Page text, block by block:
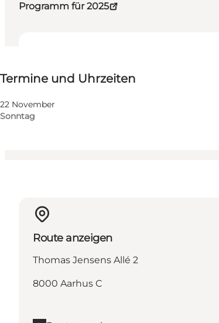
Programm für 2025
Termine und Uhrzeiten
22 November
Sonntag
Kostenlos
Website besuchen
Route anzeigen
Thomas Jensens Allé 2
8000 Aarhus C